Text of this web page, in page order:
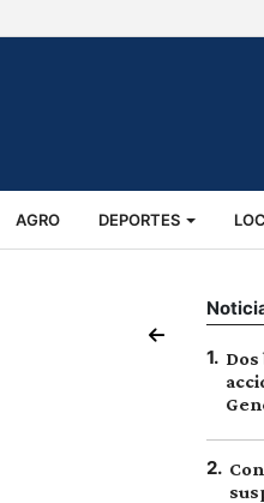
AGRO DEPORTES
1.
2.